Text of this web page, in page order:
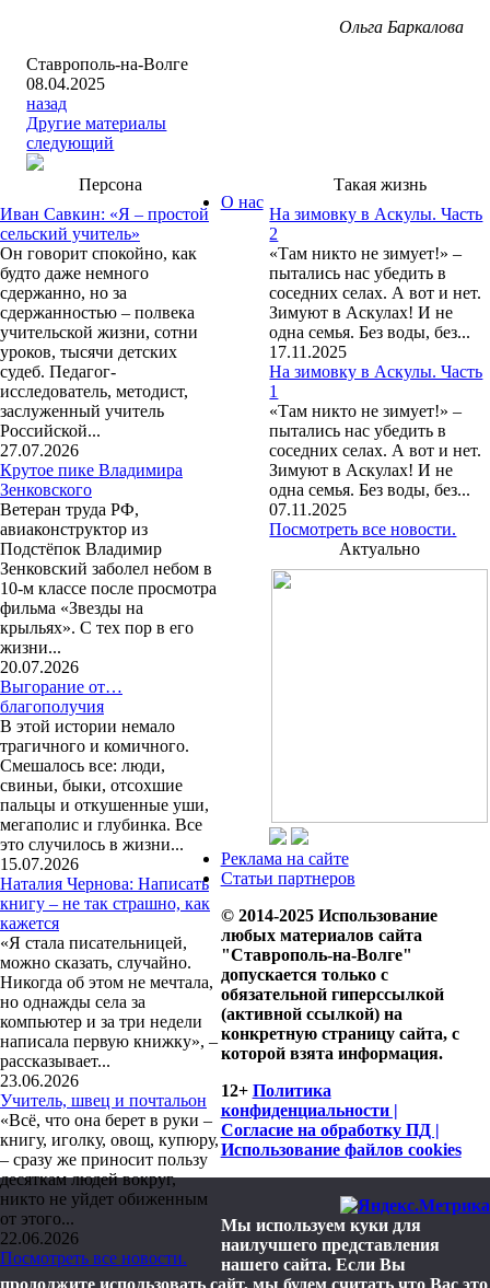
Ольга Баркалова
Ставрополь-на-Волге
08.04.2025
назад
Другие материалы
следующий
Персона
Иван Савкин: «Я – простой
сельский учитель»
Он говорит спокойно, как
будто даже немного
сдержанно, но за
сдержанностью – полвека
учительской жизни, сотни
уроков, тысячи детских
судеб. Педагог-
исследователь, методист,
заслуженный учитель
Российской...
27.07.2026
Крутое пике Владимира
Зенковского
Ветеран труда РФ,
авиаконструктор из
Подстёпок Владимир
Зенковский заболел небом в
10-м классе после просмотра
фильма «Звезды на
крыльях». С тех пор в его
жизни...
20.07.2026
Выгорание от…
благополучия
В этой истории немало
трагичного и комичного.
Смешалось все: люди,
свиньи, быки, отсохшие
пальцы и откушенные уши,
мегаполис и глубинка. Все
это случилось в жизни...
15.07.2026
Наталия Чернова: Написать
книгу – не так страшно, как
кажется
«Я стала писательницей,
можно сказать, случайно.
Никогда об этом не мечтала,
но однажды села за
компьютер и за три недели
написала первую книжку», –
рассказывает...
23.06.2026
Учитель, швец и почтальон
«Всё, что она берет в руки –
книгу, иголку, овощ, купюру,
– сразу же приносит пользу
десяткам людей вокруг,
никто не уйдет обиженным
от этого...
22.06.2026
Посмотреть все новости.
Такая жизнь
На зимовку в Аскулы. Часть
2
«Там никто не зимует!» –
пытались нас убедить в
соседних селах. А вот и нет.
Зимуют в Аскулах! И не
одна семья. Без воды, без...
17.11.2025
На зимовку в Аскулы. Часть
1
«Там никто не зимует!» –
пытались нас убедить в
соседних селах. А вот и нет.
Зимуют в Аскулах! И не
одна семья. Без воды, без...
07.11.2025
Посмотреть все новости.
Актуально
О нас
Реклама на сайте
Статьи партнеров
© 2014-2025 Использование
любых материалов сайта
"Ставрополь-на-Волге"
допускается только с
обязательной гиперссылкой
(активной ссылкой) на
конкретную страницу сайта, с
которой взята информация.
12+ Политика
конфиденциальности |
Согласие на обработку ПД |
Использование файлов cookies
Мы используем куки для
наилучшего представления
нашего сайта. Если Вы
продолжите использовать сайт, мы будем считать что Вас это